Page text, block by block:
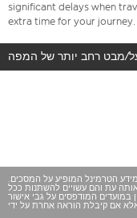
significant delays when
extra time for your journey.
הטרמינל המופיע על המסכים.
עת והם עשויים להשתנות ככל
במועדים המודפסים על גבי אישור